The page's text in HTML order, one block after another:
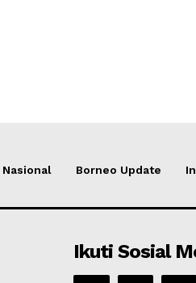
Nasional Borneo Update
Ikuti Sosial